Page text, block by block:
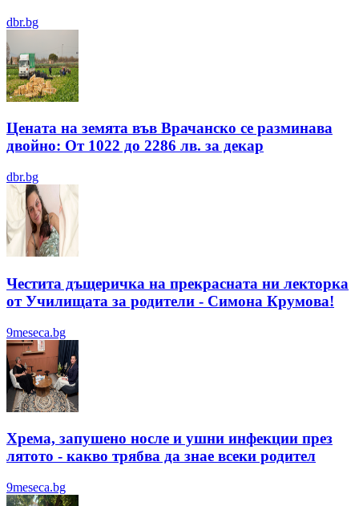
dbr.bg
Цената на земята във Врачанско се разминава
двойно: От 1022 до 2286 лв. за декар
dbr.bg
Честита дъщеричка на прекрасната ни лекторка
от Училищата за родители - Симона Крумова!
9meseca.bg
Хрема, запушено носле и ушни инфекции през
лятотo - какво трябва да знае всеки родител
9meseca.bg